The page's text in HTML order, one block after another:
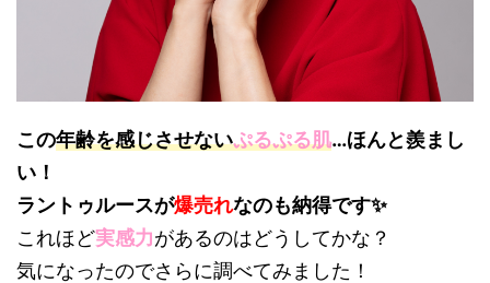
この年齢を感じさせないぷるぷる肌…ほんと羨まし
い！
ラントゥルースが爆売れなのも納得です✨
これほど実感力があるのはどうしてかな？
気になったのでさらに調べてみました！